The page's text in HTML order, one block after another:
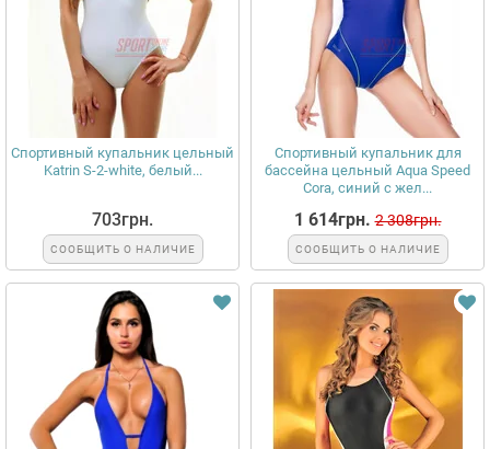
Спортивный купальник цельный
Katrin S-2-white, белый...
703грн.
СООБЩИТЬ О НАЛИЧИЕ
Спортивный купальник для
бассейна цельный Aqua Speed
Cora, синий с жел...
1 614грн. 2 308грн.
СООБЩИТЬ О НАЛИЧИЕ